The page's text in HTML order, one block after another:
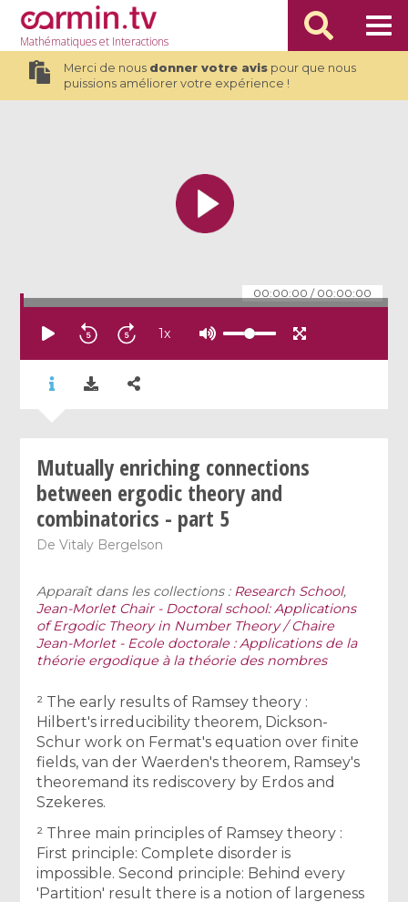
Mathématiqueset Interactions
Merci de nous donner votre avispour que nous
puissions améliorer votre expérience !
00:00:00 / 00:00:00
1x
Mutually enriching connections
between ergodic theory and
combinatorics - part 5
DeVitaly Bergelson
Apparaît dans les collections : Research School,
Jean-Morlet Chair - Doctoral school: Applications
of Ergodic Theory in Number Theory / Chaire
Jean-Morlet - Ecole doctorale : Applications de la
théorie ergodique à la théorie des nombres
² The early results of Ramsey theory :
Hilbert's irreducibility theorem, Dickson-
Schur work on Fermat's equation over finite
fields, van der Waerden's theorem, Ramsey's
theoremand its rediscovery by Erdos and
Szekeres.
² Three main principles of Ramsey theory :
First principle: Complete disorder is
impossible. Second principle: Behind every
'Partition' result there is a notion of largeness